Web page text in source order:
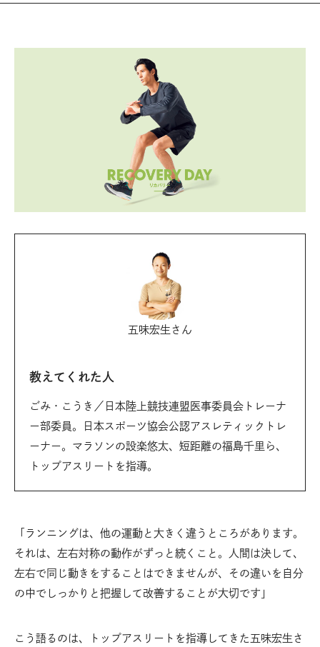
五味宏生さん
教えてくれた人
ごみ・こうき／日本陸上競技連盟医事委員会トレーナ
ー部委員。日本スポーツ協会公認アスレティックトレ
ーナー。マラソンの設楽悠太、短距離の福島千里ら、
トップアスリートを指導。
「ランニングは、他の運動と大きく違うところがあります。
それは、左右対称の動作がずっと続くこと。人間は決して、
左右で同じ動きをすることはできませんが、その違いを自分
の中でしっかりと把握して改善することが大切です」
こう語るのは、トップアスリートを指導してきた五味宏生さ